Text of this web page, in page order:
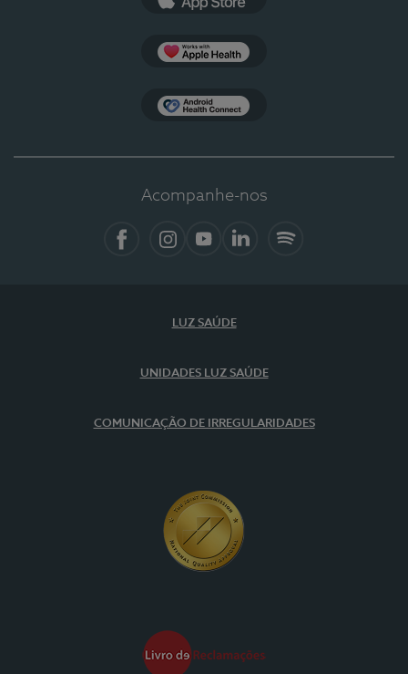
Acompanhe-nos
LUZ SAÚDE
UNIDADES LUZ SAÚDE
COMUNICAÇÃO DE IRREGULARIDADES